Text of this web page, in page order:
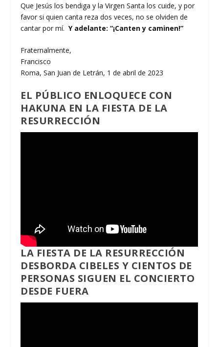
Que Jesús los bendiga y la Virgen Santa los cuide, y por
favor si quien canta reza dos veces, no se olviden de
cantar por mí.Y adelante: “¡Canten y caminen!”
Fraternalmente,
Francisco
Roma, San Juan de Letrán, 1 de abril de 2023
EL PÚBLICO ENLOQUECE CON
HAKUNA EN LA FIESTA DE LA
RESURRECCIÓN
LA FIESTA DE LA RESURRECCIÓN
DESBORDA CIBELES Y CIENTOS DE
PERSONAS SIGUEN EL CONCIERTO
DESDE FUERA